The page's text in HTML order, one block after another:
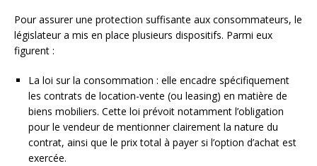
Pour assurer une protection suffisante aux consommateurs, le
législateur a mis en place plusieurs dispositifs. Parmi eux
figurent :
La loi sur la consommation : elle encadre spécifiquement
les contrats de location-vente (ou leasing) en matière de
biens mobiliers. Cette loi prévoit notamment l’obligation
pour le vendeur de mentionner clairement la nature du
contrat, ainsi que le prix total à payer si l’option d’achat est
exercée.